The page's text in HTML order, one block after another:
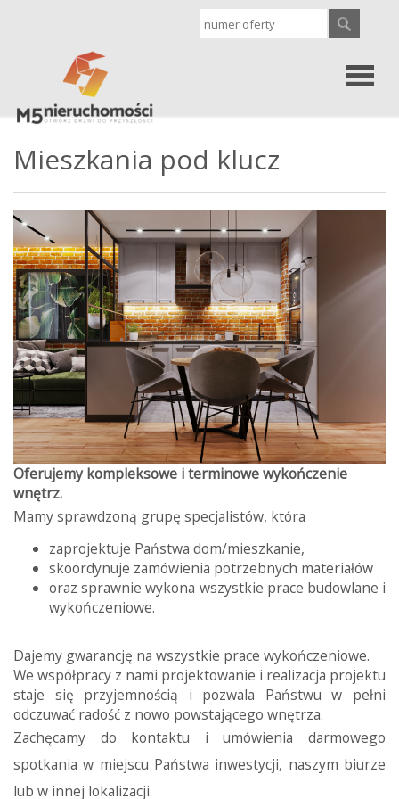
Oferty
Sprzedaż
Kup
Domy
Mieszkania
Mieszkania pod klucz
Oferujemy kompleksowe i terminowe wykończenie
wnętrz.
Mamy sprawdzoną grupę specjalistów, która
zaprojektuje Państwa dom/mieszkanie,
skoordynuje zamówienia potrzebnych materiałów
oraz sprawnie wykona wszystkie prace budowlane i
wykończeniowe.
Dajemy gwarancję na wszystkie prace wykończeniowe.
We współpracy z nami projektowanie i realizacja projektu
staje się przyjemnością i pozwala Państwu w pełni
odczuwać radość z nowo powstającego wnętrza.
Zachęcamy do kontaktu i umówienia darmowego
spotkania w miejscu Państwa inwestycji, naszym biurze
lub w innej lokalizacji.